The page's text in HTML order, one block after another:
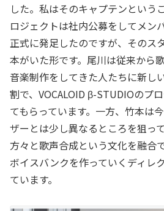
した。私はそのキャプテンという
ロジェクトは社内公募をしてメン
正式に発足したのですが、そのス
本がいた形です。尾川は従来から
音楽制作をしてきた人たちに新し
割で、VOCALOID β-STUDIOのプ
てもらっています。一方、竹本は
ザーとは少し異なるところを狙っ
方々と歌声合成という文化を融合
ボイスバンクを作っていくディレ
ています。